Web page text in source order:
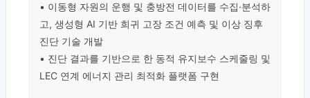
• 이동형 자원의 운행 및 충방전 데이터를 수집·분석하
고, 생성형 AI 기반 희귀 고장 조건 예측 및 이상 징후
진단 기술 개발
• 진단 결과를 기반으로 한 동적 유지보수 스케줄링 및
LEC 연계 에너지 관리 최적화 플랫폼 구현